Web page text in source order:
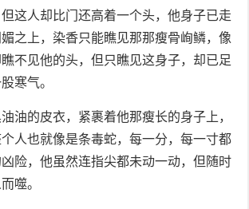
这人却比门还高着一个头，他身子已走
之上，染香只能瞧见那那瘦骨峋鳞，像
不见他的头，但只瞧见这身子，却已足
寒气。
油的皮衣，紧裹着他那瘦长的身子上，
人也就像是条毒蛇，每一分，每一寸都
险，他虽然连指尖都未动一动，但随时
噬。